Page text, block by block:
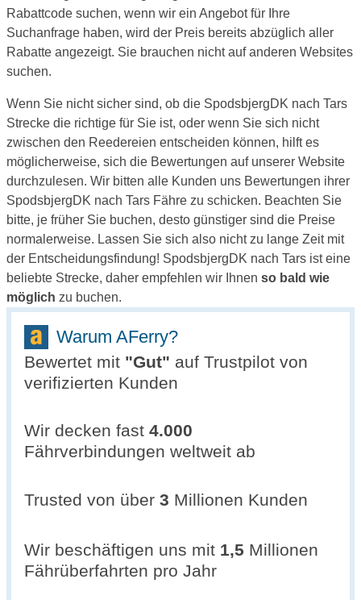
Rabattcode suchen, wenn wir ein Angebot für Ihre
Suchanfrage haben, wird der Preis bereits abzüglich aller
Rabatte angezeigt. Sie brauchen nicht auf anderen Websites
suchen.
Wenn Sie nicht sicher sind, ob die SpodsbjergDK nach Tars
Strecke die richtige für Sie ist, oder wenn Sie sich nicht
zwischen den Reedereien entscheiden können, hilft es
möglicherweise, sich die Bewertungen auf unserer Website
durchzulesen. Wir bitten alle Kunden uns Bewertungen ihrer
SpodsbjergDK nach Tars Fähre zu schicken. Beachten Sie
bitte, je früher Sie buchen, desto günstiger sind die Preise
normalerweise. Lassen Sie sich also nicht zu lange Zeit mit
der Entscheidungsfindung! SpodsbjergDK nach Tars ist eine
beliebte Strecke, daher empfehlen wir Ihnen so bald wie
möglich zu buchen.
Warum AFerry?
Bewertet mit "Gut" auf Trustpilot von
verifizierten Kunden
Wir decken fast 4.000
Fährverbindungen weltweit ab
Trusted von über 3 Millionen Kunden
Wir beschäftigen uns mit 1,5 Millionen
Fährüberfahrten pro Jahr